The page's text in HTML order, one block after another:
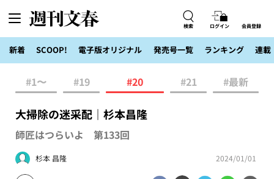
検索 ログイン 会員登録
新着 SCOOP! 電子版オリジナル 発売号一覧 ランキング 連載
#1〜 #19 #20 #21 #最新
大掃除の迷采配｜杉本昌隆
師匠はつらいよ 第133回
杉本 昌隆 2024/01/01